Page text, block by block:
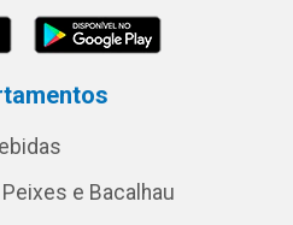
e Bacalhau